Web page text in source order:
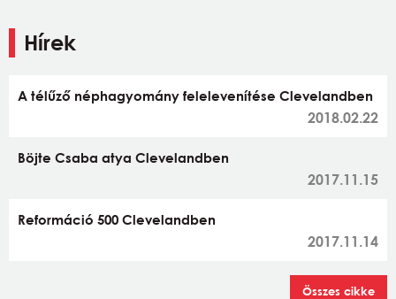
Hírek
A télűző néphagyomány felelevenítése Clevelandben
2018.02.22
Böjte Csaba atya Clevelandben
2017.11.15
Reformáció 500 Clevelandben
2017.11.14
Összes cikke